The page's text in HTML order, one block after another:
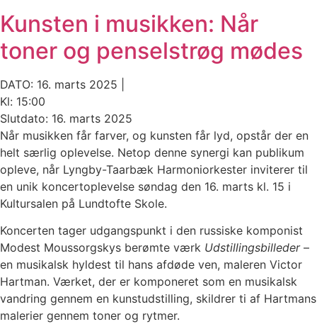
Kunsten i musikken: Når
toner og penselstrøg mødes
DATO: 16. marts 2025 |
Kl: 15:00
Slutdato: 16. marts 2025
Når musikken får farver, og kunsten får lyd, opstår der en
helt særlig oplevelse. Netop denne synergi kan publikum
opleve, når Lyngby-Taarbæk Harmoniorkester inviterer til
en unik koncertoplevelse søndag den 16. marts kl. 15 i
Kultursalen på Lundtofte Skole.
Koncerten tager udgangspunkt i den russiske komponist
Modest Moussorgskys berømte værk Udstillingsbilleder–
en musikalsk hyldest til hans afdøde ven, maleren Victor
Hartman. Værket, der er komponeret som en musikalsk
vandring gennem en kunstudstilling, skildrer ti af Hartmans
malerier gennem toner og rytmer.